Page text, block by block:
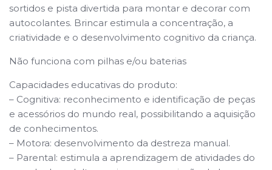
sortidos e pista divertida para montar e decorar com
autocolantes. Brincar estimula a concentração, a
criatividade e o desenvolvimento cognitivo da criança.
Não funciona com pilhas e/ou baterias
Capacidades educativas do produto:
– Cognitiva: reconhecimento e identificação de peças
e acessórios do mundo real, possibilitando a aquisição
de conhecimentos.
– Motora: desenvolvimento da destreza manual.
– Parental: estimula a aprendizagem de atividades do